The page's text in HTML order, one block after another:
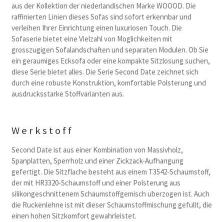
aus der Kollektion der niederlandischen Marke WOOOD. Die
raffinierten Linien dieses Sofas sind sofort erkennbar und
verleihen Ihrer Einrichtung einen luxuriosen Touch. Die
Sofaserie bietet eine Vielzahl von Moglichkeiten mit
grosszugigen Sofalandschaften und separaten Modulen. Ob Sie
ein geraumiges Ecksofa oder eine kompakte Sitzlosung suchen,
diese Serie bietet alles. Die Serie Second Date zeichnet sich
durch eine robuste Konstruktion, komfortable Polsterung und
ausdrucksstarke Stoffvarianten aus.
Werkstoff
Second Date ist aus einer Kombination von Massivholz,
Spanplatten, Sperrholz und einer Zickzack-Aufhangung
gefertigt. Die Sitzflache besteht aus einem T3542-Schaumstoff,
der mit HR3320-Schaumstoff und einer Polsterung aus
silikongeschnittenem Schaumstoffgemisch uberzogen ist. Auch
die Ruckenlehne ist mit dieser Schaumstoffmischung gefullt, die
einen hohen Sitzkomfort gewahrleistet.